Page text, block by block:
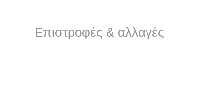
Επιστροφές & αλλαγές